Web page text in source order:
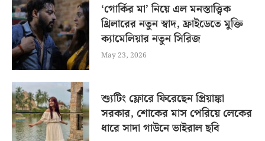
‘গোর্কির মা’ নিয়ে এল মনস্তাত্ত্বিক
থ্রিলারের নতুন স্বাদ, ফ্রাইডেতে মুক্তি
ক্যামেলিয়ার নতুন সিরিজ
May 23, 2026
শ্যুটিং ফ্লোরে ফিরেছেন প্রিয়াঙ্কা
সরকার, শোকের মাস পেরিয়ে লেকের
ধারে সাদা গাউনে ভাইরাল ছবি